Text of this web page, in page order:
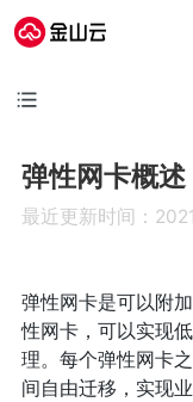
弹性网卡概述
最近更新时间：
弹性网卡是可以附
性网卡，可以实现
理。每个弹性网卡
间自由迁移，实现